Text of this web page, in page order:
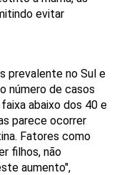
evitar
prevalente no Sul e
número de casos
abaixo dos 40 e
parece ocorrer
Fatores como
filhos, não
aumento",